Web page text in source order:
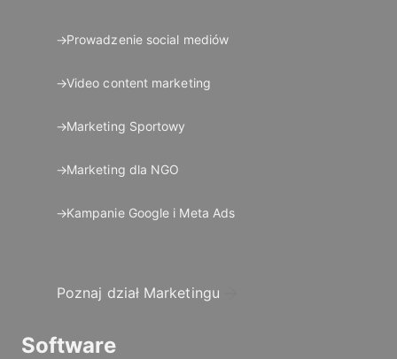
Prowadzenie social mediów
Video content marketing
Marketing Sportowy
Marketing dla NGO
Kampanie Google i Meta Ads
Poznaj dział Marketingu
Software